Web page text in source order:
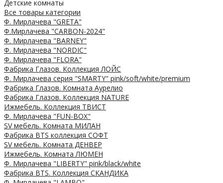
Детские комнаты
Все товары категории
Ф. Мирлачева "GRETA"
Ф.Мирлачева "CARBON-2024"
Ф. Мирлачева "BARNEY"
Ф. Мирлачева "NORDIC"
Ф. Мирлачева "FLORA"
Фабрика Глазов. Коллекция ЛОЙС
Ф. Мирлачева серия "SMARTY" pink/soft/white/premium
Фабрика Глазов. Комната Аурелио
Фабрика Глазов. Коллекция NATURE
Ижмебель. Коллекция ТВИСТ
Ф. Мирлачева "FUN-BOX"
SV мебель. Комната МИЛАН
Фабрика BTS коллекция СОФТ
SV мебель. Комната ДЕНВЕР
Ижмебель. Комната ЛЮМЕН
Ф. Мирлачева "LIBERTY" pink/black/white
Фабрика BTS. Коллекция СКАНДИКА